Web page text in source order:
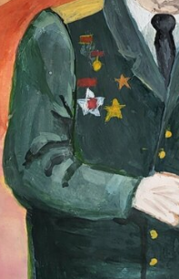
Геннадьевна, 9
Михайловск
112